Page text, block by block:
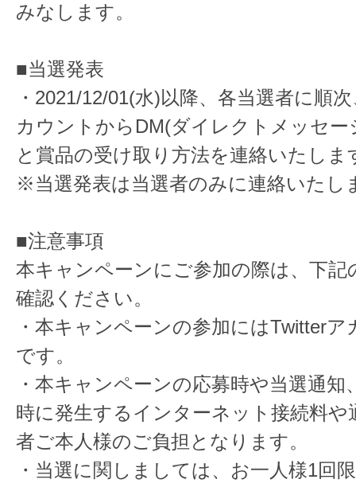
みなします。
■当選発表
・2021/12/01(水)以降、各当選者に順
カウントからDM(ダイレクトメッセー
と賞品の受け取り方法を連絡いたしま
※当選発表は当選者のみに連絡いたし
■注意事項
本キャンペーンにご参加の際は、下記
確認ください。
・本キャンペーンの参加にはTwitter
です。
・本キャンペーンの応募時や当選通知
時に発生するインターネット接続料や
者ご本人様のご負担となります。
・当選に関しましては、お一人様1回